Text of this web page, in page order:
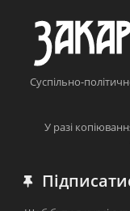
Суспільно-
У разі